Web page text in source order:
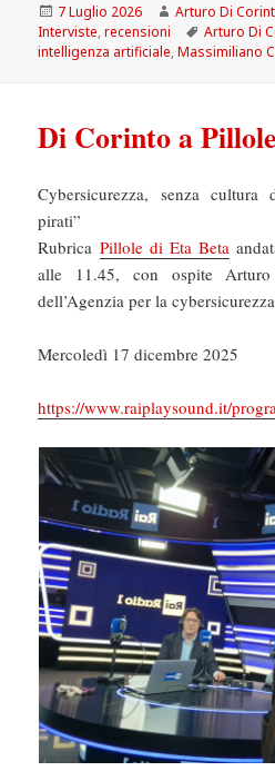
Scritto
il
7 Luglio 2026 Autore
Arturo Di
Interviste,recensioni Tag
Arturo Di
intelligenza artificiale,Massimiliano
Di Corinto a
Cybersicurezza, senza
pirati”
Rubrica Pillole di Eta Beta
alle 11.45, con ospite
dell’Agenzia per la
Mercoledì 17 dicembre 2025
https://www.raiplaysound.it/